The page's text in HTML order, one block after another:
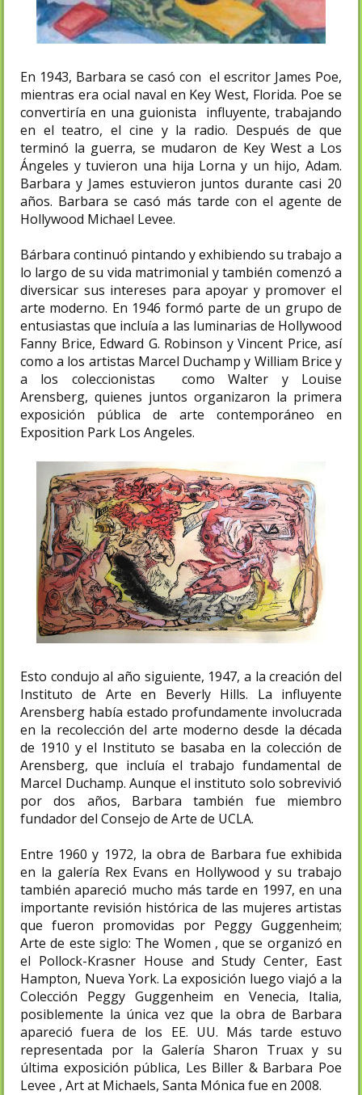
En 1943, Barbara se casó con el escritor James Poe,
mientras era oficial naval en Key West, Florida. Poe se
convertiría en una guionista influyente, trabajando
en el teatro, el cine y la radio. Después de que
terminó la guerra, se mudaron de Key West a Los
Ángeles y tuvieron una hija Lorna y un hijo, Adam.
Barbara y James estuvieron juntos durante casi 20
años. Barbara se casó más tarde con el agente de
Hollywood Michael Levee.
Bárbara continuó pintando y exhibiendo su trabajo a
lo largo de su vida matrimonial y también comenzó a
diversificar sus intereses para apoyar y promover el
arte moderno. En 1946 formó parte de un grupo de
entusiastas que incluía a las luminarias de Hollywood
Fanny Brice, Edward G. Robinson y Vincent Price, así
como a los artistas Marcel Duchamp y William Brice y
a los coleccionistas como Walter y Louise
Arensberg, quienes juntos organizaron la primera
exposición pública de arte contemporáneo en
Exposition Park Los Angeles.
Esto condujo al año siguiente, 1947, a la creación del
Instituto de Arte en Beverly Hills. La influyente
Arensberg había estado profundamente involucrada
en la recolección del arte moderno desde la década
de 1910 y el Instituto se basaba en la colección de
Arensberg, que incluía el trabajo fundamental de
Marcel Duchamp. Aunque el instituto solo sobrevivió
por dos años, Barbara también fue miembro
fundador del Consejo de Arte de UCLA.
Entre 1960 y 1972, la obra de Barbara fue exhibida
en la galería Rex Evans en Hollywood y su trabajo
también apareció mucho más tarde en 1997, en una
importante revisión histórica de las mujeres artistas
que fueron promovidas por Peggy Guggenheim;
Arte de este siglo: The Women , que se organizó en
el Pollock-Krasner House and Study Center, East
Hampton, Nueva York. La exposición luego viajó a la
Colección Peggy Guggenheim en Venecia, Italia,
posiblemente la única vez que la obra de Barbara
apareció fuera de los EE. UU. Más tarde estuvo
representada por la Galería Sharon Truax y su
última exposición pública, Les Biller & Barbara Poe
Levee , Art at Michaels, Santa Mónica fue en 2008.